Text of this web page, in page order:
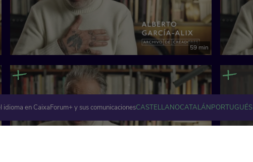
59 min
idioma en CaixaForum+ y sus comunicacionesCASTELLANOCATALÁNPORTUGUÉS